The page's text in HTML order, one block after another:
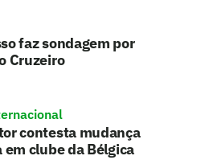
faz sondagem por
Cruzeiro
contesta mudança
em clube da Bélgica